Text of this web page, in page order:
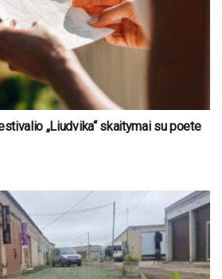
„Liudvika“ skaitymai su poete